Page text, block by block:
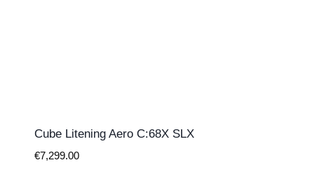
Cube Litening Aero C:68X SLX
€7,299.00